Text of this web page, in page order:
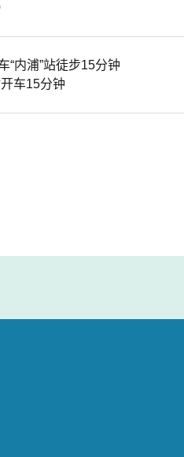
“内浦”站徒步15分钟
车15分钟